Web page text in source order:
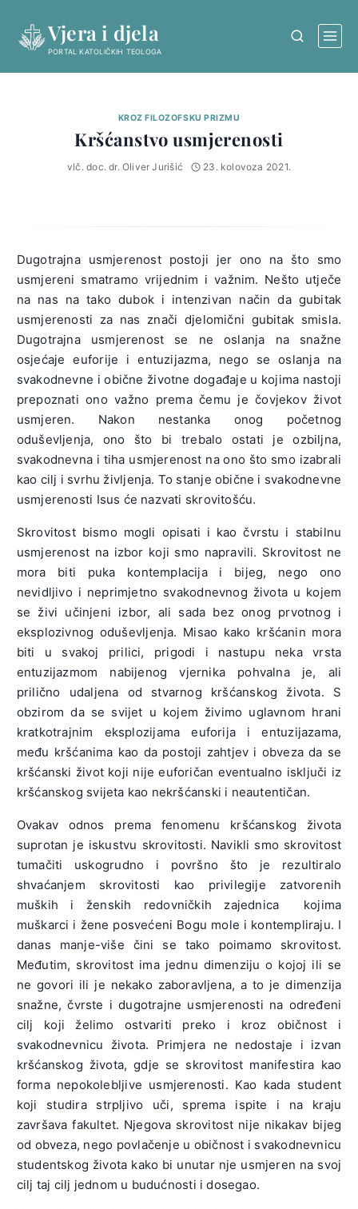
content
Vjera i djela
PORTAL KATOLIČKIH TEOLOGA
KROZ FILOZOFSKU PRIZMU
Kršćanstvo usmjerenosti
vlč. doc. dr. Oliver Jurišić 23. kolovoza 2021.
Dugotrajna usmjerenost postoji jer ono na što smo
usmjereni smatramo vrijednim i važnim. Nešto utječe
na nas na tako dubok i intenzivan način da gubitak
usmjerenosti za nas znači djelomični gubitak smisla.
Dugotrajna usmjerenost se ne oslanja na snažne
osjećaje euforije i entuzijazma, nego se oslanja na
svakodnevne i obične životne događaje u kojima nastoji
prepoznati ono važno prema čemu je čovjekov život
usmjeren. Nakon nestanka onog početnog
oduševljenja, ono što bi trebalo ostati je ozbiljna,
svakodnevna i tiha usmjerenost na ono što smo izabrali
kao cilj i svrhu življenja. To stanje obične i svakodnevne
usmjerenosti Isus će nazvati skrovitošću.
Skrovitost bismo mogli opisati i kao čvrstu i stabilnu
usmjerenost na izbor koji smo napravili. Skrovitost ne
mora biti puka kontemplacija i bijeg, nego ono
nevidljivo i neprimjetno svakodnevnog života u kojem
se živi učinjeni izbor, ali sada bez onog prvotnog i
eksplozivnog oduševljenja. Misao kako kršćanin mora
biti u svakoj prilici, prigodi i nastupu neka vrsta
entuzijazmom nabijenog vjernika pohvalna je, ali
prilično udaljena od stvarnog kršćanskog života. S
obzirom da se svijet u kojem živimo uglavnom hrani
kratkotrajnim eksplozijama euforija i entuzijazama,
među kršćanima kao da postoji zahtjev i obveza da se
kršćanski život koji nije euforičan eventualno isključi iz
kršćanskog svijeta kao nekršćanski i neautentičan.
Ovakav odnos prema fenomenu kršćanskog života
suprotan je iskustvu skrovitosti. Navikli smo skrovitost
tumačiti uskogrudno i površno što je rezultiralo
shvaćanjem skrovitosti kao privilegije zatvorenih
muških i ženskih redovničkih zajednica kojima
muškarci i žene posvećeni Bogu mole i kontempliraju. I
danas manje-više čini se tako poimamo skrovitost.
Međutim, skrovitost ima jednu dimenziju o kojoj ili se
ne govori ili je nekako zaboravljena, a to je dimenzija
snažne, čvrste i dugotrajne usmjerenosti na određeni
cilj koji želimo ostvariti preko i kroz običnost i
svakodnevnicu života. Primjera ne nedostaje i izvan
kršćanskog života, gdje se skrovitost manifestira kao
forma nepokolebljive usmjerenosti. Kao kada student
koji studira strpljivo uči, sprema ispite i na kraju
završava fakultet. Njegova skrovitost nije nikakav bijeg
od obveza, nego povlačenje u običnost i svakodnevnicu
studentskog života kako bi unutar nje usmjeren na svoj
cilj taj cilj jednom u budućnosti i dosegao.